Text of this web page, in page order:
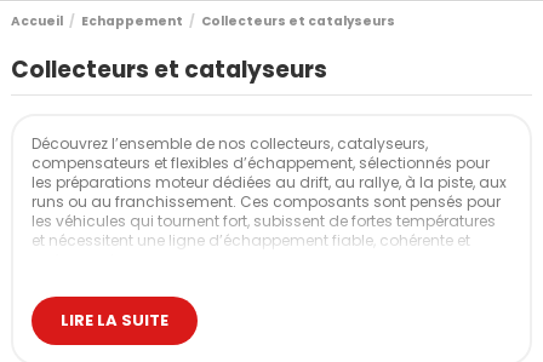
Accueil Echappement Collecteurs et catalyseurs
Collecteurs et catalyseurs
Découvrez l’ensemble de nos collecteurs, catalyseurs,
compensateurs et flexibles d’échappement, sélectionnés pour
les préparations moteur dédiées au drift, au rallye, à la piste, aux
runs ou au franchissement. Ces composants sont pensés pour
les véhicules qui tournent fort, subissent de fortes températures
et nécessitent une ligne d’échappement fiable, cohérente et
de garantir un ajustement propre, une bonne gestion thermique
et une résistance adaptée à l’usage intensif.
LIRE LA SUITE